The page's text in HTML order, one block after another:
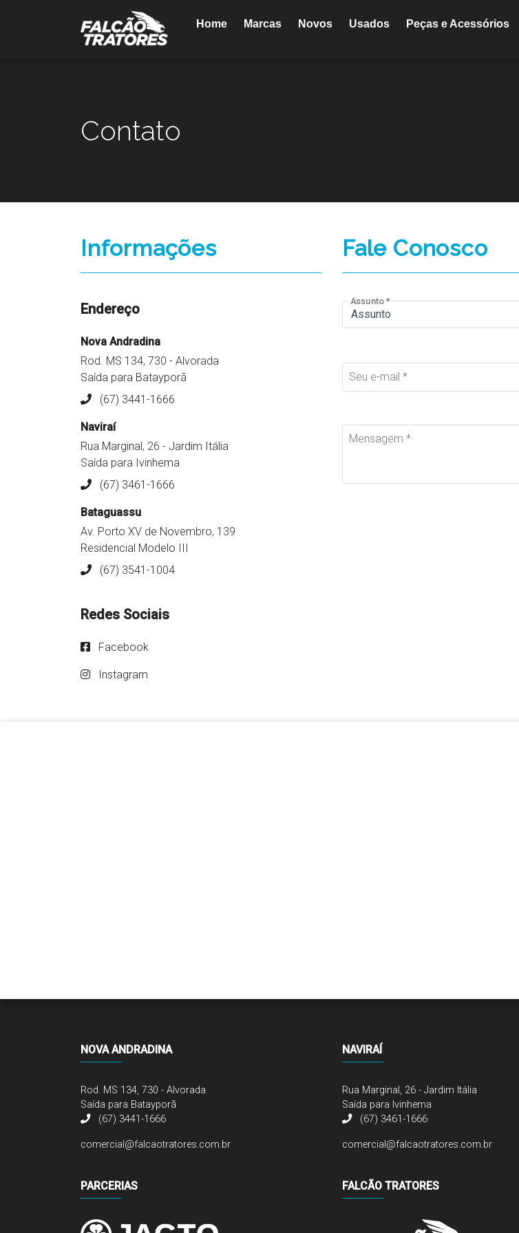
Home Marcas Novos Usados Peças e Acessórios
Contato
Informações
Endereço
Nova Andradina
Rod. MS 134, 730 - Alvorada
Saída para Batayporã
(67) 3441-1666
Naviraí
Rua Marginal, 26 - Jardim Itália
Saída para Ivinhema
(67) 3461-1666
Bataguassu
Av. Porto XV de Novembro, 139
Residencial Modelo III
(67) 3541-1004
Redes Sociais
Facebook
Instagram
Fale Conosco
Assunto *
Seu e-mail *
Mensagem *
NOVA ANDRADINA
Rod. MS 134, 730 - Alvorada
Saída para Batayporã
(67) 3441-1666
comercial@falcaotratores.com.br
NAVIRAÍ
Rua Marginal, 26 - Jardim Itália
Saída para Ivinhema
(67) 3461-1666
comercial@falcaotratores.com.br
PARCERIAS FALCÃO TRATORES